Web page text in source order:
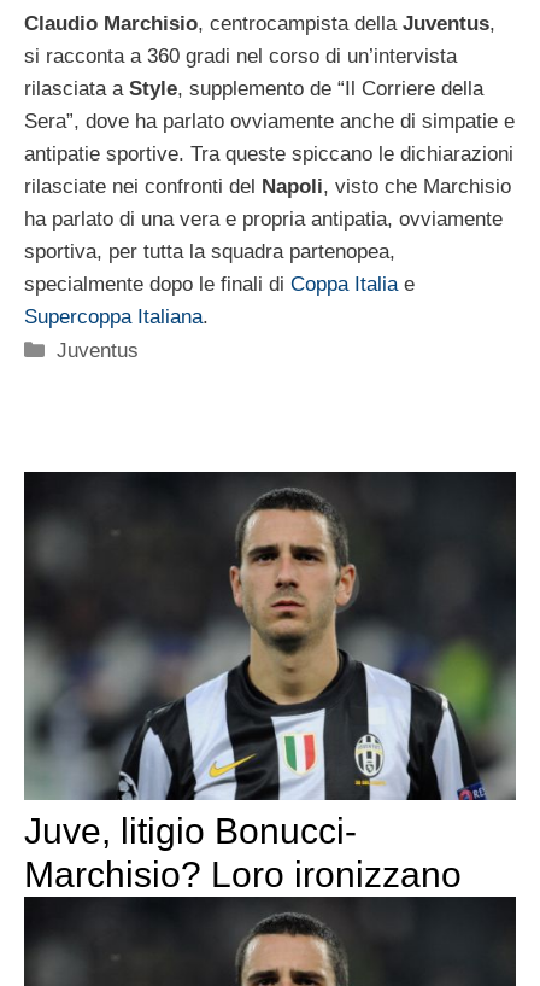
Claudio Marchisio, centrocampista della Juventus,
si racconta a 360 gradi nel corso di un’intervista
rilasciata a Style, supplemento de “Il Corriere della
Sera”, dove ha parlato ovviamente anche di simpatie e
antipatie sportive. Tra queste spiccano le dichiarazioni
rilasciate nei confronti del
Napoli, visto che Marchisio
ha parlato di una vera e propria antipatia, ovviamente
sportiva, per tutta la squadra partenopea,
specialmente dopo le finali di Coppa Italiae
Supercoppa Italiana.
Categorie
Juventus
Juve, litigio Bonucci-
Marchisio? Loro ironizzano